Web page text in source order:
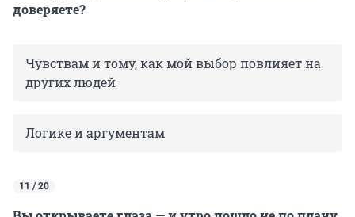
доверяете?
Чувствам и тому, как мой выбор повлияет на
других людей
Логике и аргументам
11 / 20